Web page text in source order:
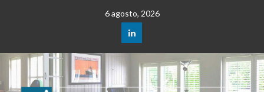
6 agosto, 2026